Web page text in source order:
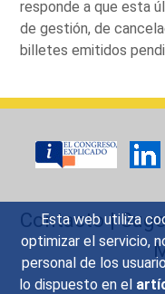
Esta web utiliza
optimizar el servicio,
personal de los
lo dispuesto en el
responde a que esta
de gestión, de
billetes emitidos
Contacto|